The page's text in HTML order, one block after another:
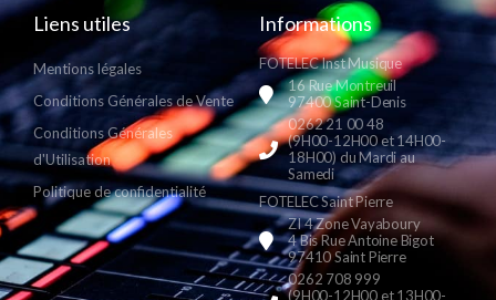
Liens utiles
Mentions légales
Conditions Générales de Vente
Conditions Générales
d'Utilisation
Politique de confidentialité
Informations
FOTELEC Inst Musique
16 Rue Montreuil
97400 Saint-Denis
0262 21 00 48
(9H00-12H00 et 14H00-
18H00) du Mardi au
Samedi
FOTELEC Saint Pierre
ZI 4 Zone Vayaboury
4 Bis Rue Antoine Bigot
97410 Saint Pierre
0262 708 999
(9H00-12H00 et 13H00-